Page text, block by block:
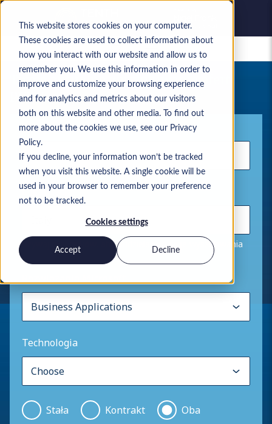
This website stores cookies on your computer.
These cookies are used to collect information about
how you interact with our website and allow us to
remember you. We use this information in order to
improve and customize your browsing experience
and for analytics and metrics about our visitors
both on this website and other media. To find out
more about the cookies we use, see our Privacy
Policy.
If you decline, your information won’t be tracked
when you visit this website. A single cookie will be
used in your browser to remember your preference
not to be tracked.
Cookies settings
Accept Decline
Zapisane oferty pracy
Twoje aktualne wyszukiwanie ofert
pracy
Słowo kluczowe
Lokalizacja
Używaj przecinków, aby oddzielać pozycje wyszukiwania
Technologia
Stała Kontrakt Oba